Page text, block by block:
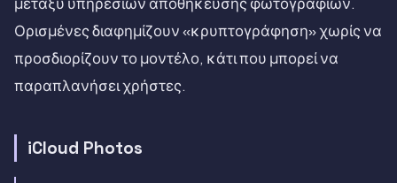
Ορισμένες διαφημίζουν «κρυπτογράφηση» χωρίς να
προσδιορίζουν το μοντέλο, κάτι που μπορεί να
παραπλανήσει χρήστες.
iCloud Photos